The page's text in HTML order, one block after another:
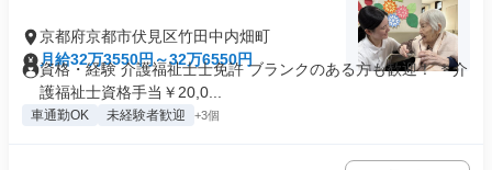
京都府京都市伏見区竹田中内畑町
月給32万3550円～32万6550円
資格・経験 介護福祉士士免許 ブランクのある方も歓迎！ ＊介
護福祉士資格手当￥20,0...
車通勤OK 未経験者歓迎 +3個